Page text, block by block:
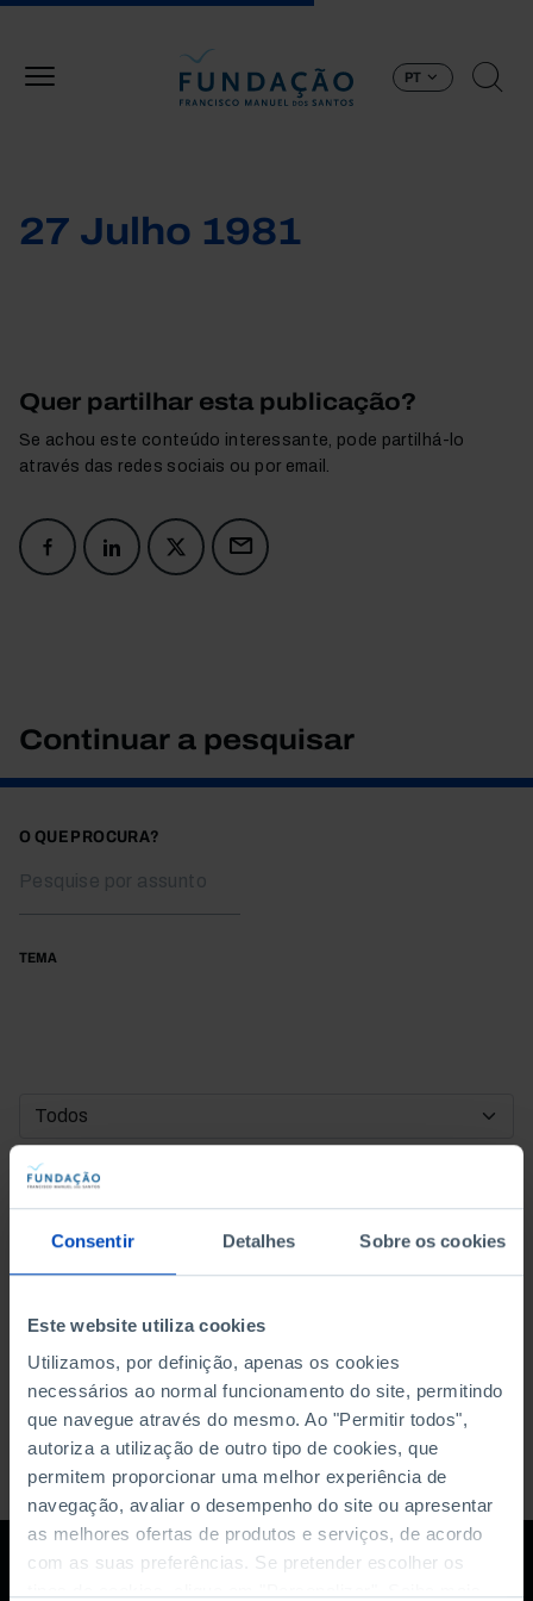
Consentir Detalhes Sobre os cookies
Este website utiliza cookies
Utilizamos, por definição, apenas os cookies
necessários ao normal funcionamento do site, permitindo
que navegue através do mesmo. Ao "Permitir todos",
autoriza a utilização de outro tipo de cookies, que
permitem proporcionar uma melhor experiência de
navegação, avaliar o desempenho do site ou apresentar
as melhores ofertas de produtos e serviços, de acordo
com as suas preferências. Se pretender escolher os
PT
27 Julho 1981
Quer partilhar esta publicação?
Se achou este conteúdo interessante, pode partilhá-lo
através das redes sociais ou por email.
Continuar a pesquisar
O QUE PROCURA?
TEMA
DATA DE INÍCIO
DATA DE FIM